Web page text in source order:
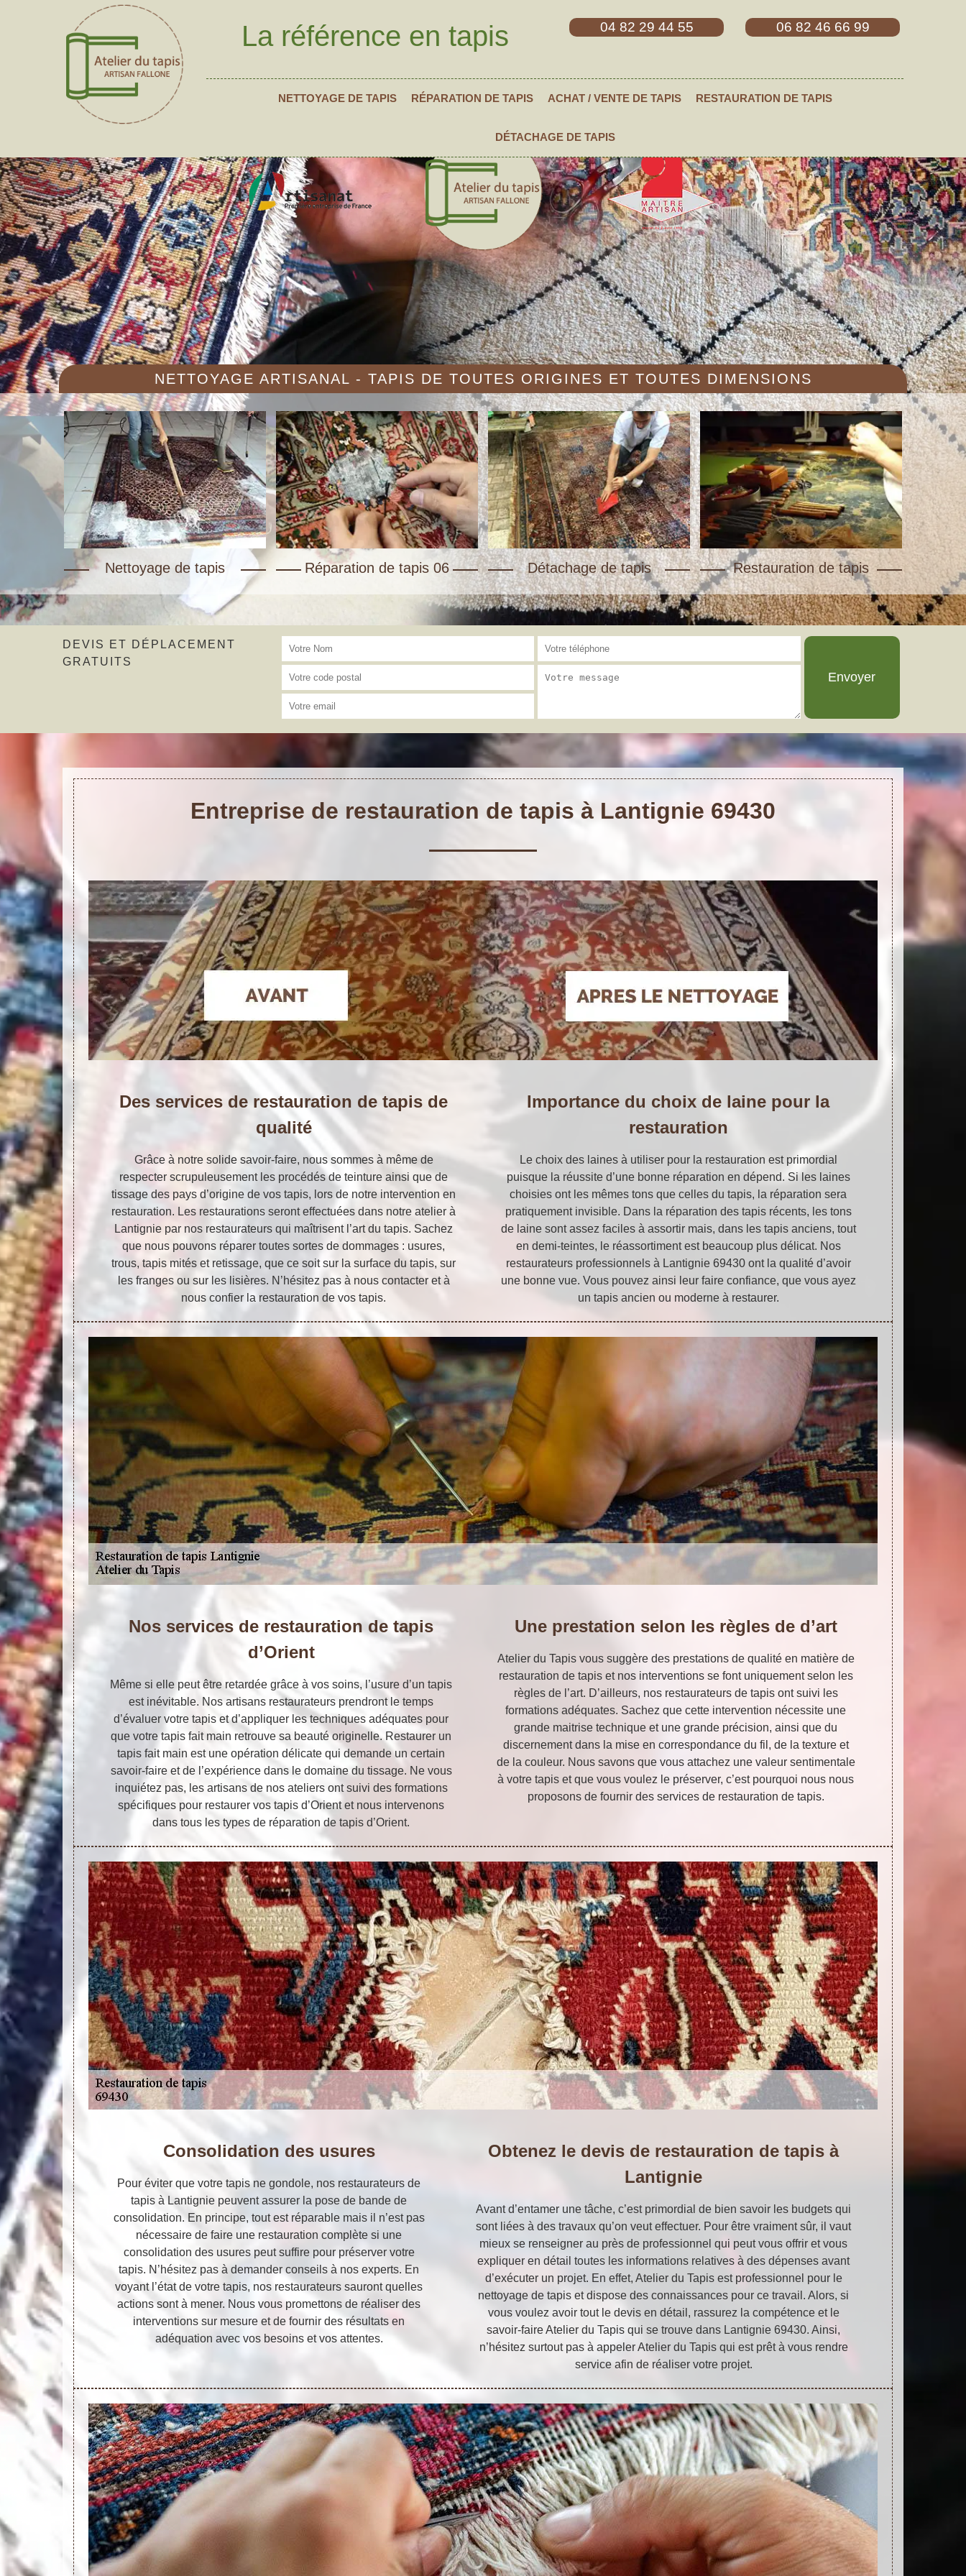
La référence en tapis 04 82 29 44 55 06 82 46 66 99
NETTOYAGE DE TAPIS RÉPARATION DE TAPIS ACHAT / VENTE DE TAPIS RESTAURATION DE TAPIS
DÉTACHAGE DE TAPIS
NETTOYAGE ARTISANAL - TAPIS DE TOUTES ORIGINES ET TOUTES DIMENSIONS
Nettoyage de tapis Réparation de tapis 06 Détachage de tapis Restauration de tapis
DEVIS ET DÉPLACEMENT
GRATUITS
Entreprise de restauration de tapis à Lantignie 69430
Des services de restauration de tapis de
qualité
Grâce à notre solide savoir-faire, nous sommes à même de
respecter scrupuleusement les procédés de teinture ainsi que de
tissage des pays d’origine de vos tapis, lors de notre intervention en
restauration. Les restaurations seront effectuées dans notre atelier à
Lantignie par nos restaurateurs qui maîtrisent l’art du tapis. Sachez
que nous pouvons réparer toutes sortes de dommages : usures,
trous, tapis mités et retissage, que ce soit sur la surface du tapis, sur
les franges ou sur les lisières. N’hésitez pas à nous contacter et à
nous confier la restauration de vos tapis.
Importance du choix de laine pour la
restauration
Le choix des laines à utiliser pour la restauration est primordial
puisque la réussite d’une bonne réparation en dépend. Si les laines
choisies ont les mêmes tons que celles du tapis, la réparation sera
pratiquement invisible. Dans la réparation des tapis récents, les tons
de laine sont assez faciles à assortir mais, dans les tapis anciens, tout
en demi-teintes, le réassortiment est beaucoup plus délicat. Nos
restaurateurs professionnels à Lantignie 69430 ont la qualité d’avoir
une bonne vue. Vous pouvez ainsi leur faire confiance, que vous ayez
un tapis ancien ou moderne à restaurer.
Nos services de restauration de tapis
d’Orient
Même si elle peut être retardée grâce à vos soins, l’usure d’un tapis
est inévitable. Nos artisans restaurateurs prendront le temps
d’évaluer votre tapis et d’appliquer les techniques adéquates pour
que votre tapis fait main retrouve sa beauté originelle. Restaurer un
tapis fait main est une opération délicate qui demande un certain
savoir-faire et de l’expérience dans le domaine du tissage. Ne vous
inquiétez pas, les artisans de nos ateliers ont suivi des formations
spécifiques pour restaurer vos tapis d’Orient et nous intervenons
dans tous les types de réparation de tapis d’Orient.
Une prestation selon les règles de d’art
Atelier du Tapis vous suggère des prestations de qualité en matière de
restauration de tapis et nos interventions se font uniquement selon les
règles de l’art. D’ailleurs, nos restaurateurs de tapis ont suivi les
formations adéquates. Sachez que cette intervention nécessite une
grande maitrise technique et une grande précision, ainsi que du
discernement dans la mise en correspondance du fil, de la texture et
de la couleur. Nous savons que vous attachez une valeur sentimentale
à votre tapis et que vous voulez le préserver, c’est pourquoi nous nous
proposons de fournir des services de restauration de tapis.
Consolidation des usures
Pour éviter que votre tapis ne gondole, nos restaurateurs de
tapis à Lantignie peuvent assurer la pose de bande de
consolidation. En principe, tout est réparable mais il n’est pas
nécessaire de faire une restauration complète si une
consolidation des usures peut suffire pour préserver votre
tapis. N’hésitez pas à demander conseils à nos experts. En
voyant l’état de votre tapis, nos restaurateurs sauront quelles
actions sont à mener. Nous vous promettons de réaliser des
interventions sur mesure et de fournir des résultats en
adéquation avec vos besoins et vos attentes.
Obtenez le devis de restauration de tapis à
Lantignie
Avant d’entamer une tâche, c’est primordial de bien savoir les budgets qui
sont liées à des travaux qu’on veut effectuer. Pour être vraiment sûr, il vaut
mieux se renseigner au près de professionnel qui peut vous offrir et vous
expliquer en détail toutes les informations relatives à des dépenses avant
d’exécuter un projet. En effet, Atelier du Tapis est professionnel pour le
nettoyage de tapis et dispose des connaissances pour ce travail. Alors, si
vous voulez avoir tout le devis en détail, rassurez la compétence et le
savoir-faire Atelier du Tapis qui se trouve dans Lantignie 69430. Ainsi,
n’hésitez surtout pas à appeler Atelier du Tapis qui est prêt à vous rendre
service afin de réaliser votre projet.